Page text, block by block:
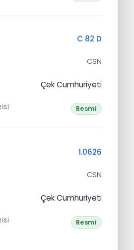
C 82 D
CSN
Çek Cumhuriyeti
Resmi
1.0626
CSN
Çek Cumhuriyeti
Resmi